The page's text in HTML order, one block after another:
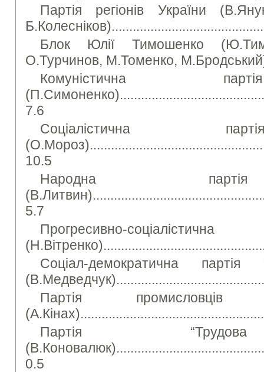
Партія регіонів України
Блок Юлії Тимошенко
О.Турчинов, М.Томенко,
Комуністична
7.6
Соціалістична
10.5
Народна
5.7
Прогресивно-
Соціал-демократична партія
Партія промисловців
Партія
0.5